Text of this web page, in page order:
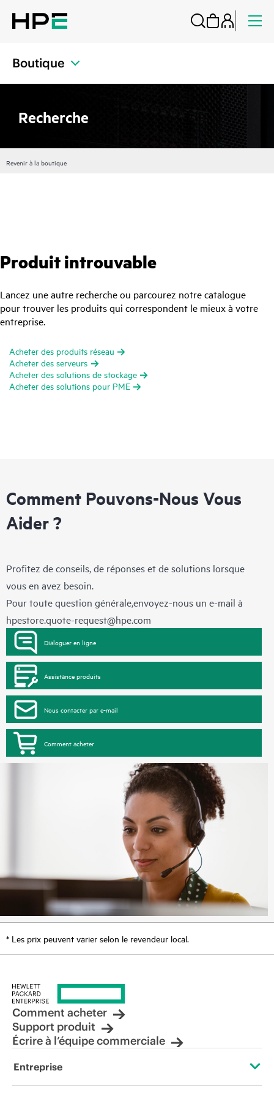
Boutique
Recherche
Revenir à la boutique
Produit introuvable
Lancez une autre recherche ou parcourez notre catalogue
pour trouver les produits qui correspondent le mieux à votre
entreprise.
Acheter des produits réseau
Acheter des serveurs
Acheter des solutions de stockage
Acheter des solutions pour PME
Comment Pouvons-Nous Vous
Aider ?
Profitez de conseils, de réponses et de solutions lorsque
vous en avez besoin.
Pour toute question générale,envoyez-nous un e-mail à
hpestore.quote-request@hpe.com
Dialoguer en ligne
Assistance produits
Nous contacter par e-mail
Comment acheter
* Les prix peuvent varier selon le revendeur local.
Comment acheter
Support produit
Écrire à l’équipe commerciale
Entreprise